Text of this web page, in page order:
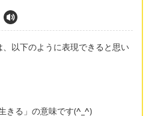
以下のように表現できると思い
きる」の意味です(^_^)